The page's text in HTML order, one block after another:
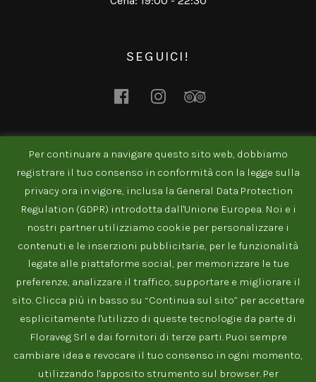
SEGUICI!
facebookinstagramtripadvisor
NEWSLETTER
Tel: 045 800 6300 • p.Iva 04678430234
PRIVACY POLICY INFORMATIVA COOKIE MAPPA DEL SITO
Per continuare a navigare questo sito web, dobbiamo
registrare il tuo consenso in conformità con la legge sulla
privacy ora in vigore, inclusa la General Data Protection
Regulation (GDPR) introdotta dall'Unione Europea. Noi e i
nostri partner utilizziamo cookie per personalizzare i
contenuti e le inserzioni pubblicitarie, per le funzionalità
legate alle piattaforme social, per memorizzare le tue
preferenze, analizzare il traffico, supportare e migliorare il
sito. Clicca più in basso su “Continua sul sito” per accettare
esplicitamente l'utilizzo di queste tecnologie da parte di
Floraveg Srl e dai fornitori di terze parti. Puoi sempre
cambiare idea e revocare il tuo consenso in ogni momento,
utilizzando l'apposito strumento sul browser. Per